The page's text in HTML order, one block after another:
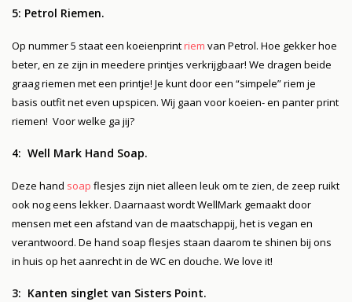
5: Petrol Riemen.
Op nummer 5 staat een koeienprintriem van Petrol. Hoe gekker hoe
beter, en ze zijn in meedere printjes verkrijgbaar! We dragen beide
graag riemen met een printje! Je kunt door een “simpele” riem je
basis outfit net even upspicen. Wij gaan voor koeien- en panter print
riemen! Voor welke ga jij?
4: Well Mark Hand Soap.
Deze hand soap flesjes zijn niet alleen leuk om te zien, de zeep ruikt
ook nog eens lekker. Daarnaast wordt WellMark gemaakt door
mensen met een afstand van de maatschappij, het is vegan en
verantwoord. De hand soap flesjes staan daarom te shinen bij ons
in huis op het aanrecht in de WC en douche. We love it!
3: Kanten singlet van Sisters Point.